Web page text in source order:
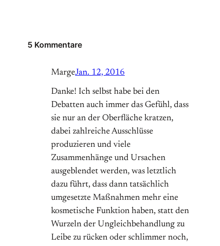
5 Kommentare
MargeJan. 12, 2016
Danke! Ich selbst habe bei den
Debatten auch immer das Gefühl, dass
sie nur an der Oberfläche kratzen,
dabei zahlreiche Ausschlüsse
produzieren und viele
Zusammenhänge und Ursachen
ausgeblendet werden, was letztlich
dazu führt, dass dann tatsächlich
umgesetzte Maßnahmen mehr eine
kosmetische Funktion haben, statt den
Wurzeln der Ungleichbehandlung zu
Leibe zu rücken oder schlimmer noch,